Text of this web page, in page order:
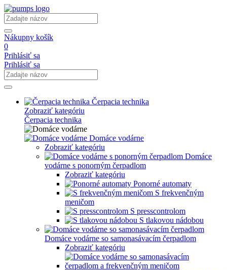
Nákupny košík
0
Prihlásiť sa
Prihlásiť sa
Čerpacia technika
Zobraziť kategóriu
Čerpacia technika
Domáce vodárne
Zobraziť kategóriu
Domáce
vodárne s ponorným čerpadlom
Zobraziť kategóriu
Ponorné automaty
S frekvenčným
meničom
S presscontrolom
S tlakovou nádobou
Domáce vodárne so samonasávacím čerpadlom
Zobraziť kategóriu